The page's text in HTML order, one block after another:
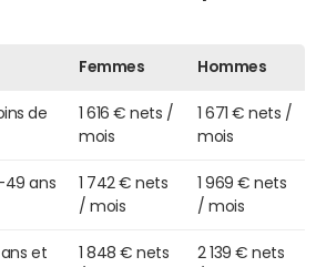
Femmes Hommes
de
1 616 € nets /
mois
1 671 € nets /
mois
49 ans
1 742 € nets
/ mois
1 969 € nets
/ mois
et
1 848 € nets
2 139 € nets